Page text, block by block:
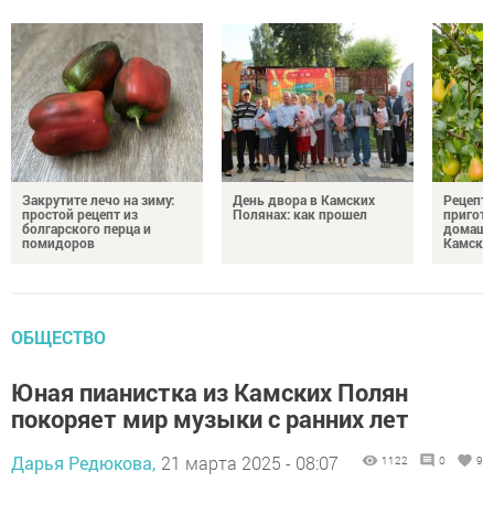
Закрутите лечо на зиму:
простой рецепт из
болгарского перца и
помидоров
День двора в Камских
Полянах: как прошел
ОБЩЕСТВО
Юная пианистка из Камских Полян
покоряет мир музыки с ранних лет
Дарья Редюкова, 21 марта 2025 - 08:07 1122 0 9